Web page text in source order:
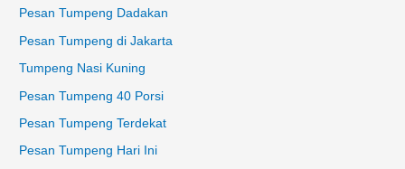
Pesan Tumpeng Dadakan
Pesan Tumpeng di Jakarta
Tumpeng Nasi Kuning
Pesan Tumpeng 40 Porsi
Pesan Tumpeng Terdekat
Pesan Tumpeng Hari Ini